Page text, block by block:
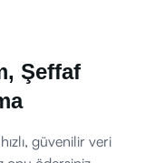
Şeffaf
güvenilir veri